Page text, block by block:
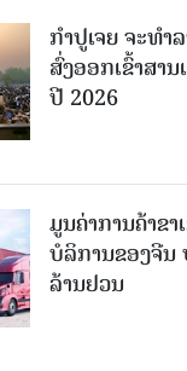
ກຳປູເຈຍ ຈະທຳ
ສົ່ງອອກເຂົ້າສາ
ປີ 2026
ມູນຄ່າການຄ້າຂ
ບໍລິການຂອງຈີນ
ລ້ານຢວນ